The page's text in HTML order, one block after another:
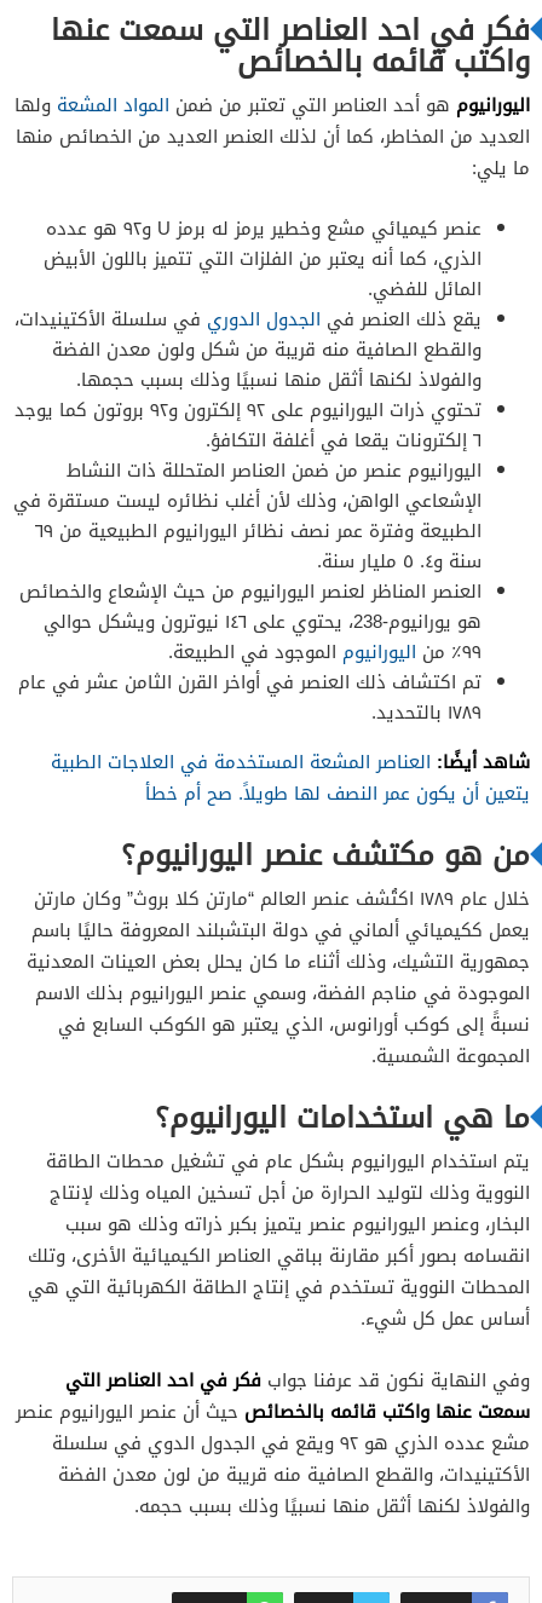
فكر في احد العناصر التي سمعت عنها
واكتب قائمه بالخصائص
اليورانيوم هو أحد العناصر التي تعتبر من ضمن المواد المشعة ولها
العديد من المخاطر، كما أن لذلك العنصر العديد من الخصائص منها
ما يلي:
عنصر كيميائي مشع وخطير يرمز له برمز U و٩٢ هو عدده
الذري، كما أنه يعتبر من الفلزات التي تتميز باللون الأبيض
المائل للفضي.
يقع ذلك العنصر في الجدول الدوري في سلسلة الأكتينيدات،
والقطع الصافية منه قريبة من شكل ولون معدن الفضة
والفولاذ لكنها أثقل منها نسبيًا وذلك بسبب حجمها.
تحتوي ذرات اليورانيوم على ٩٢ إلكترون و٩٢ بروتون كما يوجد
٦ إلكترونات يقعا في أغلفة التكافؤ.
اليورانيوم عنصر من ضمن العناصر المتحللة ذات النشاط
الإشعاعي الواهن، وذلك لأن أغلب نظائره ليست مستقرة في
الطبيعة وفترة عمر نصف نظائر اليورانيوم الطبيعية من ٦٩
سنة و٤. ٥ مليار سنة.
العنصر المناظر لعنصر اليورانيوم من حيث الإشعاع والخصائص
هو يورانيوم-238، يحتوي على ١٤٦ نيوترون ويشكل حوالي
٩٩٪ من
اليورانيوم الموجود في الطبيعة.
تم اكتشاف ذلك العنصر في أواخر القرن الثامن عشر في عام
١٧٨٩ بالتحديد.
شاهد أيضًا: العناصر المشعة المستخدمة في العلاجات الطبية
يتعين أن يكون عمر النصف لها طويلاً. صح أم خطأ
من هو مكتشف عنصر اليورانيوم؟
خلال عام ١٧٨٩ اكتُشف عنصر العالم “مارتن كلا بروث” وكان مارتن
يعمل ككيميائي ألماني في دولة البتشبلند المعروفة حاليًا باسم
جمهورية التشيك، وذلك أثناء ما كان يحلل بعض العينات المعدنية
الموجودة في مناجم الفضة، وسمي عنصر اليورانيوم بذلك الاسم
نسبةً إلى كوكب أورانوس، الذي يعتبر هو الكوكب السابع في
المجموعة الشمسية.
ما هي استخدامات اليورانيوم؟
يتم استخدام اليورانيوم بشكل عام في تشغيل محطات الطاقة
النووية وذلك لتوليد الحرارة من أجل تسخين المياه وذلك لإنتاج
البخار، وعنصر اليورانيوم عنصر يتميز بكبر ذراته وذلك هو سبب
انقسامه بصور أكبر مقارنة بباقي العناصر الكيميائية الأخرى، وتلك
المحطات النووية تستخدم في إنتاج الطاقة الكهربائية التي هي
أساس عمل كل شيء.
وفي النهاية نكون قد عرفنا جواب فكر في احد العناصر التي
سمعت عنها واكتب قائمه بالخصائص حيث أن عنصر اليورانيوم عنصر
مشع عدده الذري هو ٩٢ ويقع في الجدول الدوي في سلسلة
الأكتينيدات، والقطع الصافية منه قريبة من لون معدن الفضة
والفولاذ لكنها أثقل منها نسبيًا وذلك بسبب حجمه.